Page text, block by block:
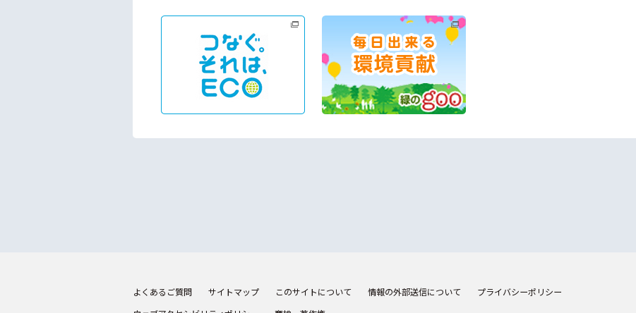
よくあるご質問 サイトマップ このサイトについて 情報の外部送信について
プライバシーポリシー